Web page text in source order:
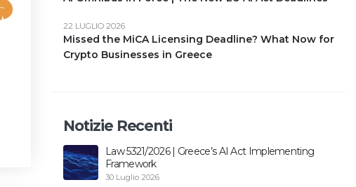
Missed the MiCA Licensing Deadline? What Now for
Crypto Businesses in Greece
22 LUGLIO 2026
Notizie Recenti
Law 5321/2026 | Greece’s AI Act Implementing
Framework
30 Luglio 2026